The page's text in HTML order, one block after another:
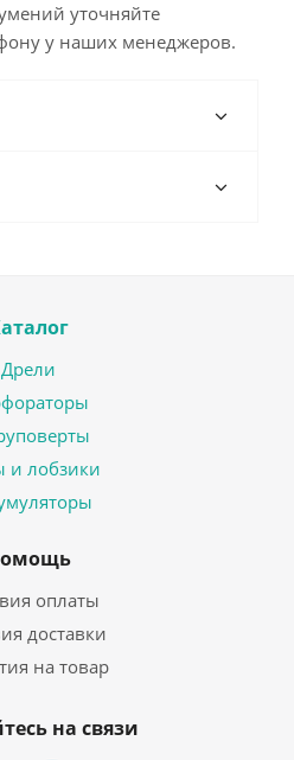
уточняйте
у наших менеджеров.
Дрели
и лобзики
оплаты
доставки
на товар
на связи